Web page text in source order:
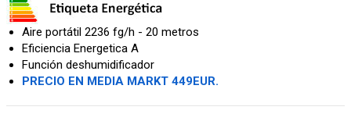
Aire portátil 2236 fg/h - 20 metros
Eficiencia Energetica A
Función deshumidificador
PRECIO EN MEDIA MARKT 449EUR.